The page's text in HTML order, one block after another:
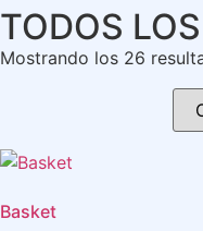
TODOS
Mostrando los 26
Basket